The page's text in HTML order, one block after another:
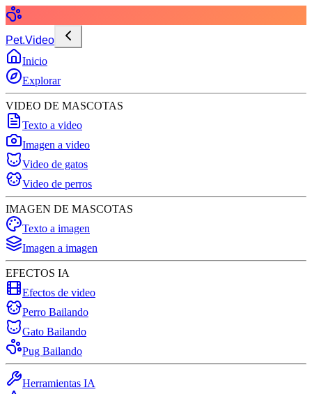
Pet.Video
Inicio
Explorar
VIDEO DE MASCOTAS
Texto a video
Imagen a video
Video de gatos
Video de perros
IMAGEN DE MASCOTAS
Texto a imagen
Imagen a imagen
EFECTOS IA
Efectos de video
Perro Bailando
Gato Bailando
Pug Bailando
Herramientas IA